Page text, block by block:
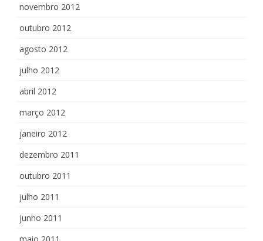
novembro 2012
outubro 2012
agosto 2012
julho 2012
abril 2012
março 2012
janeiro 2012
dezembro 2011
outubro 2011
julho 2011
junho 2011